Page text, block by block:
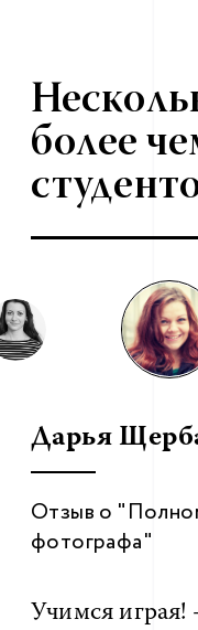
более
Дарья
Отзыв о
фотографа"
Учимся играя!